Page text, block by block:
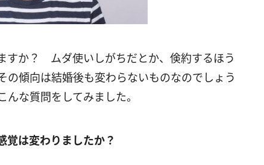
すか？ ムダ使いしがちだとか、倹約するほう
の傾向は結婚後も変わらないものなのでしょう
な質問をしてみました。
覚は変わりましたか？